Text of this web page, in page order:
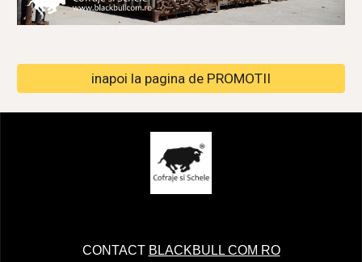
inapoi la pagina de PROMOTII
CONTACT BLACKBULL COM RO